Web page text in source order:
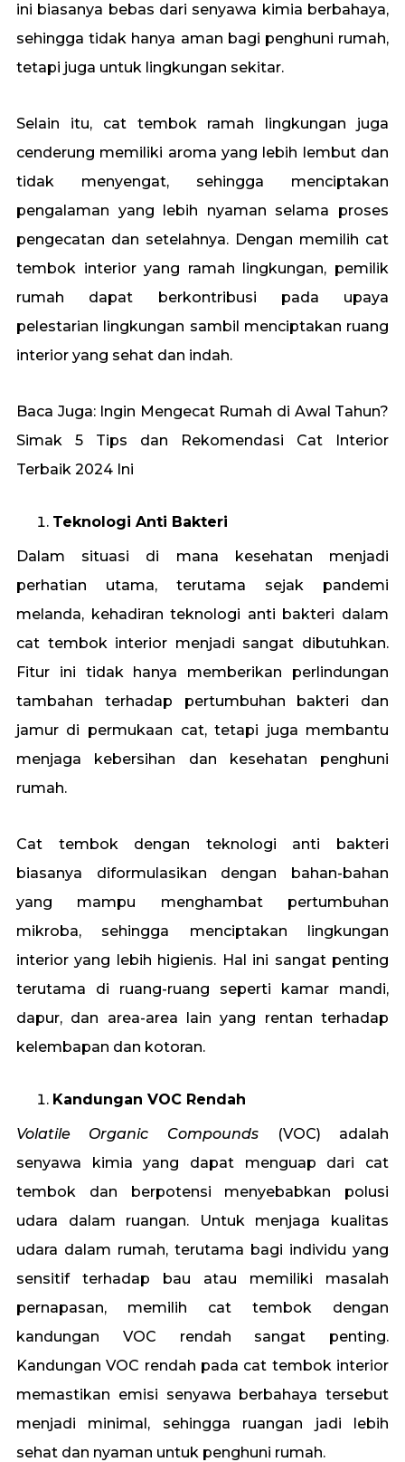
ini biasanya bebas dari senyawa kimia berbahaya,
sehingga tidak hanya aman bagi penghuni rumah,
tetapi juga untuk lingkungan sekitar.
Selain itu, cat tembok ramah lingkungan juga
cenderung memiliki aroma yang lebih lembut dan
tidak menyengat, sehingga menciptakan
pengalaman yang lebih nyaman selama proses
pengecatan dan setelahnya. Dengan memilih cat
tembok interior yang ramah lingkungan, pemilik
rumah dapat berkontribusi pada upaya
pelestarian lingkungan sambil menciptakan ruang
interior yang sehat dan indah.
Baca Juga: Ingin Mengecat Rumah di Awal Tahun?
Simak 5 Tips dan Rekomendasi Cat Interior
Terbaik 2024 Ini
Teknologi Anti Bakteri
Dalam situasi di mana kesehatan menjadi
perhatian utama, terutama sejak pandemi
melanda, kehadiran teknologi anti bakteri dalam
cat tembok interior menjadi sangat dibutuhkan.
Fitur ini tidak hanya memberikan perlindungan
tambahan terhadap pertumbuhan bakteri dan
jamur di permukaan cat, tetapi juga membantu
menjaga kebersihan dan kesehatan penghuni
rumah.
Cat tembok dengan teknologi anti bakteri
biasanya diformulasikan dengan bahan-bahan
yang mampu menghambat pertumbuhan
mikroba, sehingga menciptakan lingkungan
interior yang lebih higienis. Hal ini sangat penting
terutama di ruang-ruang seperti kamar mandi,
dapur, dan area-area lain yang rentan terhadap
kelembapan dan kotoran.
Kandungan VOC Rendah
Volatile Organic Compounds (VOC) adalah
senyawa kimia yang dapat menguap dari cat
tembok dan berpotensi menyebabkan polusi
udara dalam ruangan. Untuk menjaga kualitas
udara dalam rumah, terutama bagi individu yang
sensitif terhadap bau atau memiliki masalah
pernapasan, memilih cat tembok dengan
kandungan VOC rendah sangat penting.
Kandungan VOC rendah pada cat tembok interior
memastikan emisi senyawa berbahaya tersebut
menjadi minimal, sehingga ruangan jadi lebih
sehat dan nyaman untuk penghuni rumah.